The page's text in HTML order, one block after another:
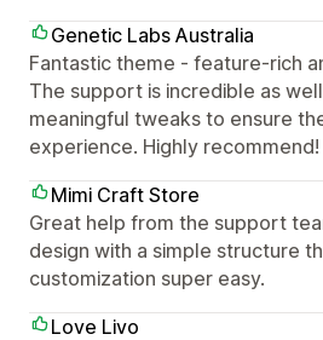
Genetic Labs Australia
Fantastic theme - feature-rich
The support is incredible as
meaningful tweaks to ensure
experience. Highly recommend!
Mimi Craft Store
Great help from the support
design with a simple structure
customization super easy.
Love Livo